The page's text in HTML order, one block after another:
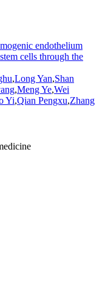
endothelium
cells through the
,Long Yan,Shan
,MengYe,Wei
Yi,Qian Pengxu,Zhang